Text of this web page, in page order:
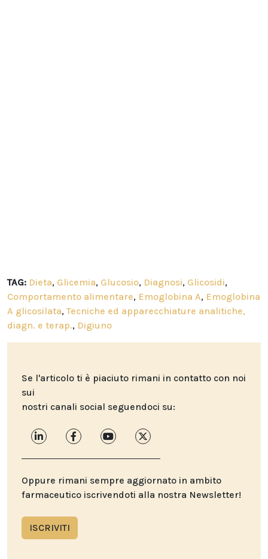
TAG: Dieta, Glicemia, Glucosio, Diagnosi, Glicosidi,
Comportamento alimentare, Emoglobina A, Emoglobina
A glicosilata,Tecniche ed apparecchiature analitiche,
diagn. e terap., Digiuno
Se l'articolo ti è piaciuto rimani in contatto con noi
sui
nostri canali social seguendoci su:
Oppure rimani sempre aggiornato in ambito
farmaceutico iscrivendoti alla nostra Newsletter!
ISCRIVITI